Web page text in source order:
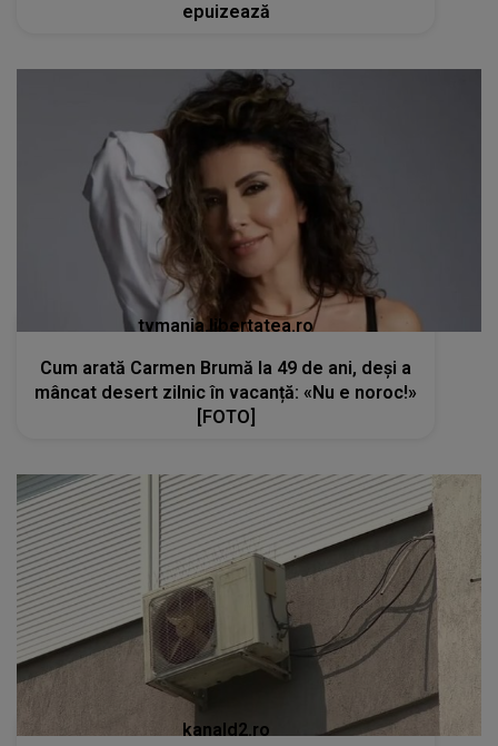
epuizează
tvmania.libertatea.ro
Cum arată Carmen Brumă la 49 de ani, deși a
mâncat desert zilnic în vacanță: «Nu e noroc!»
[FOTO]
kanald2.ro